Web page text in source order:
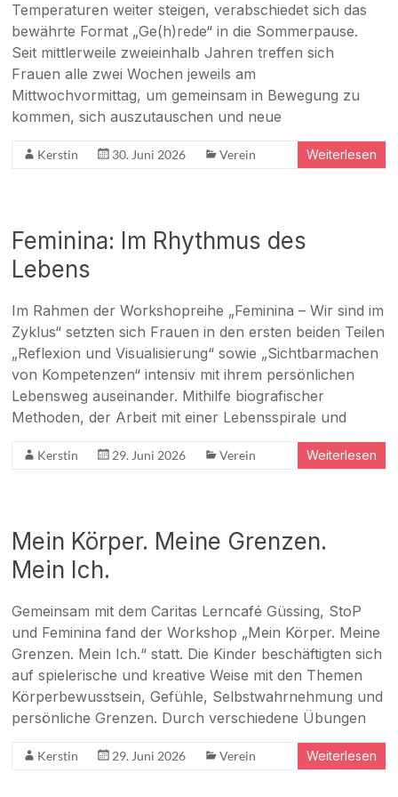
Temperaturen weiter steigen, verabschiedet sich das
bewährte Format „Ge(h)rede“ in die Sommerpause.
Seit mittlerweile zweieinhalb Jahren treffen sich
Frauen alle zwei Wochen jeweils am
Mittwochvormittag, um gemeinsam in Bewegung zu
kommen, sich auszutauschen und neue
Kerstin 30. Juni 2026 Verein Weiterlesen
Feminina: Im Rhythmus des
Lebens
Im Rahmen der Workshopreihe „Feminina – Wir sind im
Zyklus“ setzten sich Frauen in den ersten beiden Teilen
„Reflexion und Visualisierung“ sowie „Sichtbarmachen
von Kompetenzen“ intensiv mit ihrem persönlichen
Lebensweg auseinander. Mithilfe biografischer
Methoden, der Arbeit mit einer Lebensspirale und
Kerstin 29. Juni 2026 Verein Weiterlesen
Mein Körper. Meine Grenzen.
Mein Ich.
Gemeinsam mit dem Caritas Lerncafé Güssing, StoP
und Feminina fand der Workshop „Mein Körper. Meine
Grenzen. Mein Ich.“ statt. Die Kinder beschäftigten sich
auf spielerische und kreative Weise mit den Themen
Körperbewusstsein, Gefühle, Selbstwahrnehmung und
persönliche Grenzen. Durch verschiedene Übungen
Kerstin 29. Juni 2026 Verein Weiterlesen